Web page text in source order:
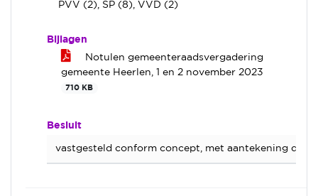
PVV (2), SP (8), VVD (2)
Bijlagen
Notulen gemeenteraadsvergadering
gemeente Heerlen, 1 en 2 november 2023
710 KB
Besluit
vastgesteld conform concept, met aantekening dat